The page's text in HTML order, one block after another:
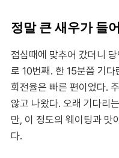
정말 큰 새우가 들
점심때에 맞추어 갔더니
로 10번째. 한 15분쯤 기
회전율은 빠른 편이었다.
않고 나왔다. 오래 기다리
만, 이 정도의 웨이팅과 맛
다.